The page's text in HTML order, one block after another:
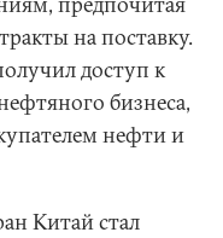
на поставку.
доступ к
бизнеса,
нефти и
Китай стал